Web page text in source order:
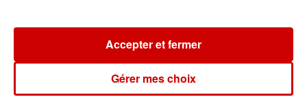
Newsletter
Gérer mes choix
Accepter et fermer